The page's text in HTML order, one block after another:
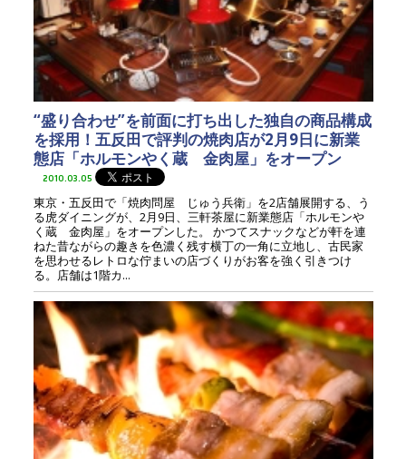
“盛り合わせ”を前面に打ち出した独自の商品構成
を採用！五反田で評判の焼肉店が2月9日に新業
態店「ホルモンやく蔵 金肉屋」をオープン
2010.03.05
東京・五反田で「焼肉問屋 じゅう兵衛」を2店舗展開する、う
る虎ダイニングが、2月9日、三軒茶屋に新業態店「ホルモンや
く蔵 金肉屋」をオープンした。 かつてスナックなどが軒を連
ねた昔ながらの趣きを色濃く残す横丁の一角に立地し、古民家
を思わせるレトロな佇まいの店づくりがお客を強く引きつけ
る。店舗は1階カ...